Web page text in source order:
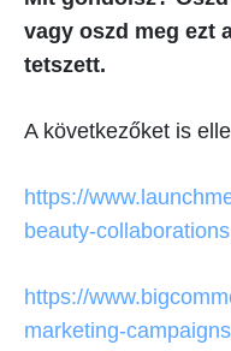
vagy oszd meg ezt
tetszett.
A következőket is
https://
beauty-collaborations
https://
marketing-